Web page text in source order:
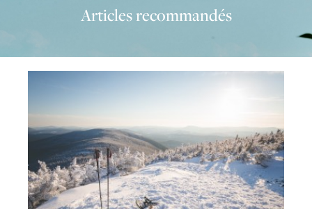
Articles recommandés